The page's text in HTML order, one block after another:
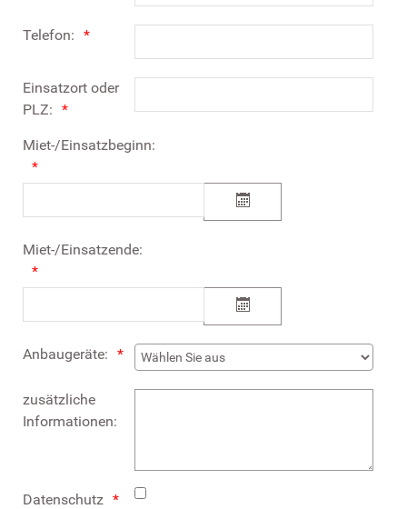
Telefon:
Einsatzort oder
PLZ:
Miet-/Einsatzbeginn:
Miet-/Einsatzende:
Anbaugeräte:
zusätzliche
Informationen:
Datenschutz